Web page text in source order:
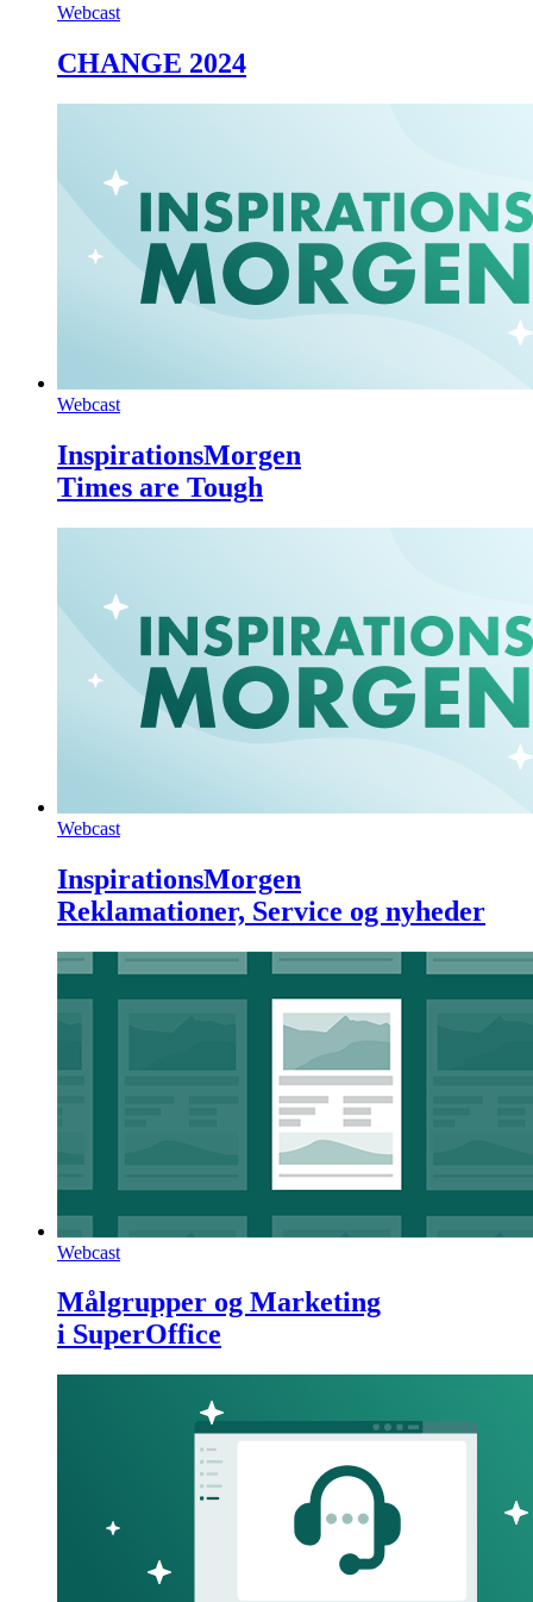
Webcast
CHANGE 2024
Webcast
InspirationsMorgen
Times are Tough
Webcast
InspirationsMorgen
Reklamationer, Service og nyheder
Webcast
Målgrupper og Marketing
i SuperOffice